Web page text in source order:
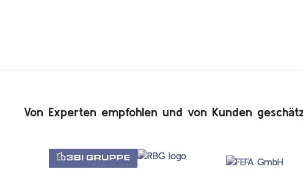
Von Experten empfohlen und von Kunden